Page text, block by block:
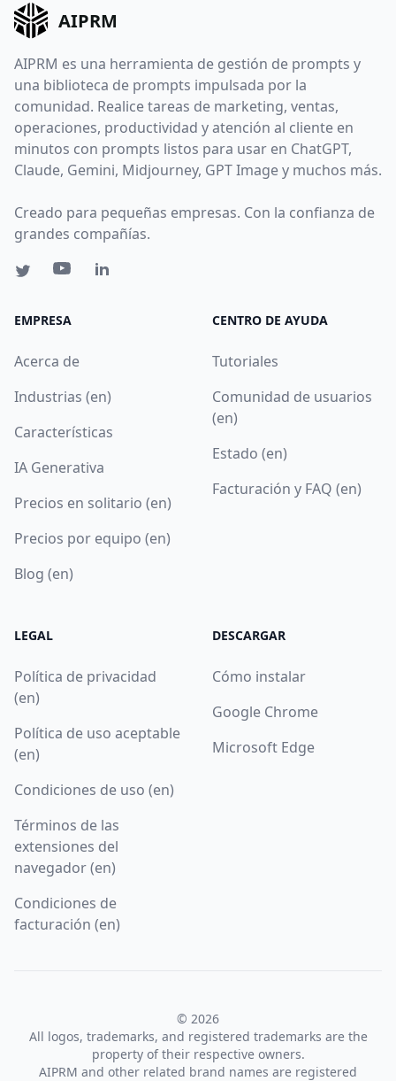
AIPRM
AIPRM es una herramienta de gestión de prompts y
una biblioteca de prompts impulsada por la
comunidad. Realice tareas de marketing, ventas,
operaciones, productividad y atención al cliente en
minutos con prompts listos para usar en ChatGPT,
Claude, Gemini, Midjourney, GPT Image y muchos más.
Creado para pequeñas empresas. Con la confianza de
grandes compañías.
EMPRESA
Acerca de
Industrias (en)
Características
IA Generativa
Precios en solitario (en)
Precios por equipo (en)
Blog (en)
CENTRO DE AYUDA
Tutoriales
Comunidad de usuarios
(en)
Estado (en)
Facturación y FAQ (en)
LEGAL
Política de privacidad
(en)
Política de uso aceptable
(en)
Condiciones de uso (en)
Términos de las
extensiones del
navegador (en)
Condiciones de
facturación (en)
DESCARGAR
Cómo instalar
Google Chrome
Microsoft Edge
© 2026
All logos, trademarks, and registered trademarks are the
property of their respective owners.
AIPRM and other related brand names are registered